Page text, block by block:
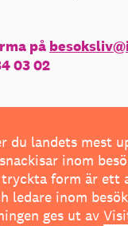
på
03 02
du landets mest
inom
form är ett
ledare inom
ges ut av